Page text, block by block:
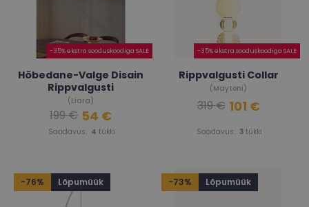
-35% ekstra sooduskoodiga SALE
Hõbedane-Valge Disain
Rippvalgusti
(Liara)
Saadavus: 4 tükki
199 € 54 €
-35% ekstra sooduskoodiga SALE
Rippvalgusti Collar
(Maytoni)
Saadavus: 3 tükki
319 € 101 €
-76% Lõpumüük -73% Lõpumüük